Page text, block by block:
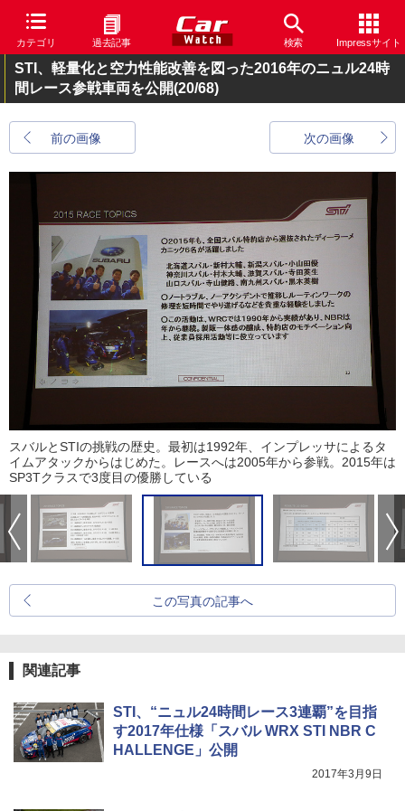
カテゴリ 過去記事 検索 Impressサイト
STI、軽量化と空力性能改善を図った2016年のニュル24時
間レース参戦車両を公開(20/68)
前の画像 次の画像
スバルとSTIの挑戦の歴史。最初は1992年、インプレッサによるタ
イムアタックからはじめた。レースへは2005年から参戦。2015年は
SP3Tクラスで3度目の優勝している
この写真の記事へ
関連記事
STI、“ニュル24時間レース3連覇”を目指
す2017年仕様「スバル WRX STI NBR C
HALLENGE」公開
2017年3月9日